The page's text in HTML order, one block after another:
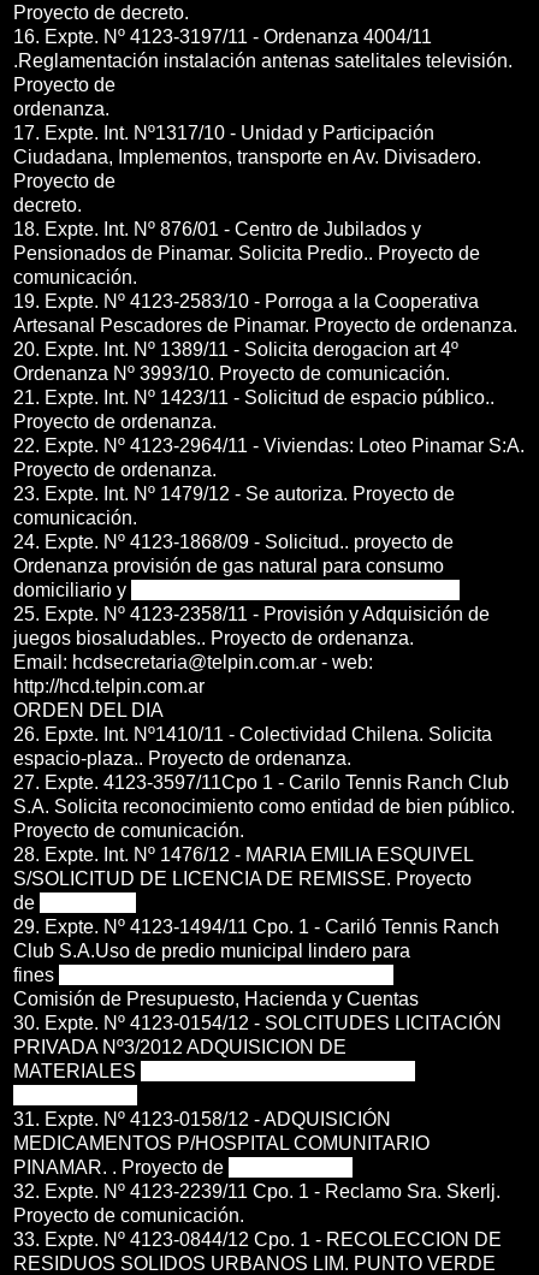
Proyecto de decreto.
16. Expte. Nº 4123-3197/11 - Ordenanza 4004/11
.Reglamentación instalación antenas satelitales televisión.
Proyecto de
ordenanza.
17. Expte. Int. Nº1317/10 - Unidad y Participación
Ciudadana, Implementos, transporte en Av. Divisadero.
Proyecto de
decreto.
18. Expte. Int. Nº 876/01 - Centro de Jubilados y
Pensionados de Pinamar. Solicita Predio.. Proyecto de
comunicación.
19. Expte. Nº 4123-2583/10 - Porroga a la Cooperativa
Artesanal Pescadores de Pinamar. Proyecto de ordenanza.
20. Expte. Int. Nº 1389/11 - Solicita derogacion art 4º
Ordenanza Nº 3993/10. Proyecto de comunicación.
21. Expte. Int. Nº 1423/11 - Solicitud de espacio público..
Proyecto de ordenanza.
22. Expte. Nº 4123-2964/11 - Viviendas: Loteo Pinamar S:A.
Proyecto de ordenanza.
23. Expte. Int. Nº 1479/12 - Se autoriza. Proyecto de
comunicación.
24. Expte. Nº 4123-1868/09 - Solicitud.. proyecto de
Ordenanza provisión de gas natural para consumo
domiciliario y
25. Expte. Nº 4123-2358/11 - Provisión y Adquisición de
juegos biosaludables.. Proyecto de ordenanza.
Email: hcdsecretaria@telpin.com.ar - web:
http://hcd.telpin.com.ar
ORDEN DEL DIA
26. Epxte. Int. Nº1410/11 - Colectividad Chilena. Solicita
espacio-plaza.. Proyecto de ordenanza.
27. Expte. 4123-3597/11Cpo 1 - Carilo Tennis Ranch Club
S.A. Solicita reconocimiento como entidad de bien público.
Proyecto de comunicación.
28. Expte. Int. Nº 1476/12 - MARIA EMILIA ESQUIVEL
S/SOLICITUD DE LICENCIA DE REMISSE. Proyecto
de
29. Expte. Nº 4123-1494/11 Cpo. 1 - Cariló Tennis Ranch
Club S.A.Uso de predio municipal lindero para
fines
Comisión de Presupuesto, Hacienda y Cuentas
30. Expte. Nº 4123-0154/12 - SOLCITUDES LICITACIÓN
PRIVADA Nº3/2012 ADQUISICION DE
MATERIALES
31. Expte. Nº 4123-0158/12 - ADQUISICIÓN
MEDICAMENTOS P/HOSPITAL COMUNITARIO
PINAMAR. . Proyecto de
32. Expte. Nº 4123-2239/11 Cpo. 1 - Reclamo Sra. Skerlj.
Proyecto de comunicación.
33. Expte. Nº 4123-0844/12 Cpo. 1 - RECOLECCION DE
RESIDUOS SOLIDOS URBANOS LIM. PUNTO VERDE